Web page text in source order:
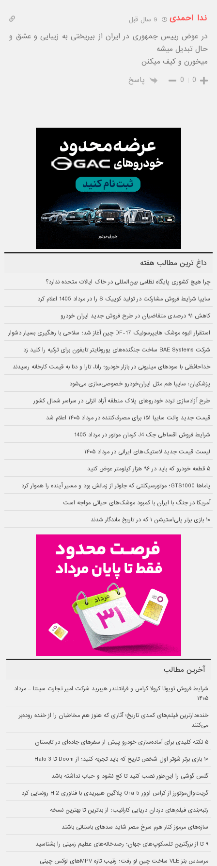
ندا احمدی
در عوض رییس جمهوری در ایران از بیریختی به زیبایی و عشق و
حال تبدیل میشه
میخورن و کیف میکنن
0
0 پاسخ
داغ ترین مطالب هفته
چرا هیچ کشوری پایگاه نظامی بین‌المللی در خاک ایالات متحده ندارد؟
سایپا شرایط فروش مشارکت در تولید کوییک S را در مرداد 1405 اعلام کرد
کاهش ۹۱ درصدی متقاضیان در طرح فروش جدید ایران خودرو
استقرار انبوه موشک هایپرسونیک DF-17 چین آغاز شد؛ سلاحی با رهگیری بسیار دشوار
شرکت BAE Systems ساخت جنگنده‌های یوروفایتر تایفون برای ترکیه را کلید زد
خداحافظی با سودهای میلیونی در بازار خودرو؛ رانا، تارا و دنا به قیمت کارخانه رسیدند
پزشکیان: سایپا هم مثل ایران‌خودرو خصوصی‌سازی می‌شود
طرح آزادسازی تردد خودروهای پلاک منطقه آزاد انزلی در سراسر شمال کشور
قیمت جدید وانت سایپا ۱۵۱ برای مصرف‌کننده در مرداد ۱۴۰۵ اعلام شد
شرایط فروش اقساطی جک J4 کرمان موتور در مرداد 1405
لیست قیمت جدید لاستیک‌های ایرانی در مرداد ۱۴۰۵
۵ قطعه خودرو که باید در ۹۶ هزار کیلومتر عوض کنید
یاماها GTS1000؛ موتورسیکلتی که جلوتر از زمانش بود و مسیر آینده را هموار کرد
آمریکا در جنگ با ایران با کمبود موشک‌های حیاتی مواجه است
۱۰ بازی برتر پلی‌استیشن ۱ که در تاریخ ماندگار شدند
آخرین مطالب
شرایط فروش تویوتا کرولا کراس و فرانتلندر هیبرید شرکت امیر تجارت سپنتا – مرداد
۱۴۰۵
خنده‌دارترین فیلم‌های کمدی تاریخ؛ آثاری که هنوز هم مخاطبان را از خنده روده‌بر
می‌کنند
۵ نکته کلیدی برای آماده‌سازی خودرو پیش از سفرهای جاده‌ای در تابستان
۱۰ بازی برتر شوتر اول شخص تاریخ که باید تجربه کنید؛ از Doom تا Halo 3
گلس گوشی را این‌طور نصب کنید تا کج نشود و حباب نداشته باشد
گریت‌وال‌موتورز از کراس اوور Ora 5 پلاگین هیبریدی با فناوری Hi2 رونمایی کرد
رتبه‌بندی فیلم‌های دزدان دریایی کارائیب؛ از بدترین تا بهترین نسخه
سازه‌های مرموز کنار هرم سرخ مصر شاید سدهای باستانی باشند
۹ تا از بزرگترین تلسکوپ‌های جهان؛ رصدخانه‌های عظیم زمینی را بشناسید
مرسدس بنز VLE ساخت چین لو رفت؛ رقیب تازه MPVهای لوکس چینی